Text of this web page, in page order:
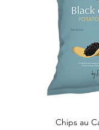
Chips au